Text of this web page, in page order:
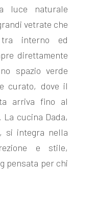
luce naturale
vetrate che
interno ed
direttamente
spazio verde
curato, dove il
arriva fino al
. La cucina Dada,
si integra nella
e stile,
pensata per chi